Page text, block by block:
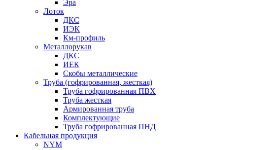
Эра
Лоток
ДКС
ИЭК
Км-профиль
Металлорукав
ДКС
ИЕК
Скобы металлические
Труба (гофрированная, жесткая)
Труба гофрированная ПВХ
Труба жесткая
Армированная труба
Комплектующие
Труба гофрированная ПНД
Кабельная продукция
NYM